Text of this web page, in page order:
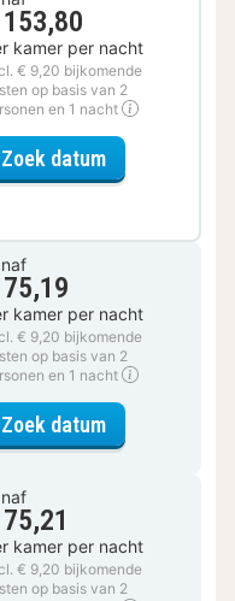
kamer per nacht
€ 9,20 bijkomende
op basis van 2
en 1 nacht
Zoek datumvoor Spa
kamer per nacht
€ 9,20 bijkomende
op basis van 2
en 1 nacht
Zoek datumvoor Luxe
kamer per nacht
€ 9,20 bijkomende
op basis van 2